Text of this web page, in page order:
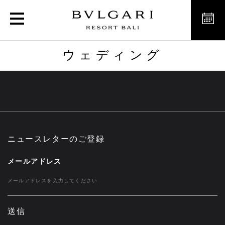
ウェディング
ウェディング
ニュースレターのご登録
メールアドレス
送信